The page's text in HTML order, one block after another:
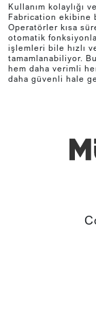
Kullanım kolaylığı
Fabrication ekibine
Operatörler kısa
otomatik
işlemleri bile hızlı
tamamlanabiliyor.
hem daha verimli
daha güvenli hale